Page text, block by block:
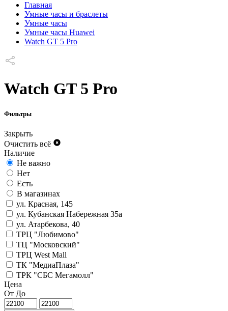
Главная
Умные часы и браслеты
Умные часы
Умные часы Huawei
Watch GT 5 Pro
Watch GT 5 Pro
Фильтры
Закрыть
Очистить всё
Наличие
Не важно
Нет
Есть
В магазинах
ул. Красная, 145
ул. Кубанская Набережная 35а
ул. Атарбекова, 40
ТРЦ "Любимово"
ТЦ "Московский"
ТРЦ West Mall
ТК "МедиаПлаза"
ТРК "СБС Мегамолл"
Цена
От До